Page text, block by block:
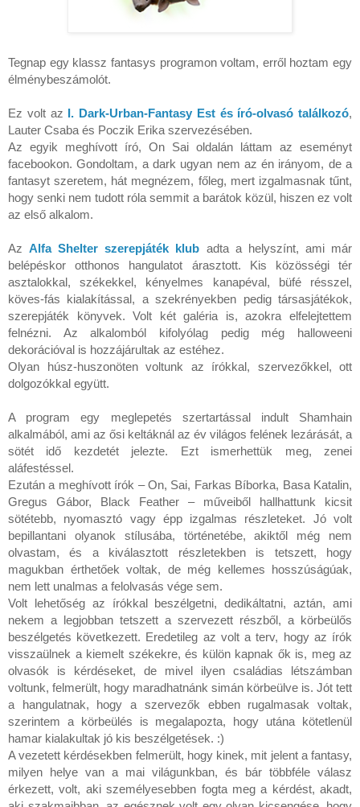
Tegnap egy klassz fantasys programon voltam, erről hoztam egy
élménybeszámolót.
Ez volt az I. Dark-Urban-Fantasy Est és író-olvasó találkozó,
Lauter Csaba és Poczik Erika szervezésében.
Az egyik meghívott író, On Sai oldalán láttam az eseményt
facebookon. Gondoltam, a dark ugyan nem az én irányom, de a
fantasyt szeretem, hát megnézem, főleg, mert izgalmasnak tűnt,
hogy senki nem tudott róla semmit a barátok közül, hiszen ez volt
az első alkalom.
AzAlfa Shelter szerepjáték klub adta a helyszínt, ami már
belépéskor otthonos hangulatot árasztott. Kis közösségi tér
asztalokkal, székekkel, kényelmes kanapéval, büfé résszel,
köves-fás kialakítással, a szekrényekben pedig társasjátékok,
szerepjáték könyvek. Volt két galéria is, azokra elfelejtettem
felnézni. Az alkalomból kifolyólag pedig még halloweeni
dekorációval is hozzájárultak az estéhez.
Olyan húsz-huszonöten voltunk az írókkal, szervezőkkel, ott
dolgozókkal együtt.
A program egy meglepetés szertartással indult Shamhain
alkalmából, ami az ősi keltáknál az év világos felének lezárását, a
sötét idő kezdetét jelezte. Ezt ismerhettük meg, zenei
aláfestéssel.
Ezután a meghívott írók – On, Sai, Farkas Bíborka, Basa Katalin,
Gregus Gábor, Black Feather – műveiből hallhattunk kicsit
sötétebb, nyomasztó vagy épp izgalmas részleteket. Jó volt
bepillantani olyanok stílusába, történetébe, akiktől még nem
olvastam, és a kiválasztott részletekben is tetszett, hogy
magukban érthetőek voltak, de még kellemes hosszúságúak,
nem lett unalmas a felolvasás vége sem.
Volt lehetőség az írókkal beszélgetni, dedikáltatni, aztán, ami
nekem a legjobban tetszett a szervezett részből, a körbeülős
beszélgetés következett. Eredetileg az volt a terv, hogy az írók
visszaülnek a kiemelt székekre, és külön kapnak ők is, meg az
olvasók is kérdéseket, de mivel ilyen családias létszámban
voltunk, felmerült, hogy maradhatnánk simán körbeülve is. Jót tett
a hangulatnak, hogy a szervezők ebben rugalmasak voltak,
szerintem a körbeülés is megalapozta, hogy utána kötetlenül
hamar kialakultak jó kis beszélgetések. :)
A vezetett kérdésekben felmerült, hogy kinek, mit jelent a fantasy,
milyen helye van a mai világunkban, és bár többféle válasz
érkezett, volt, aki személyesebben fogta meg a kérdést, akadt,